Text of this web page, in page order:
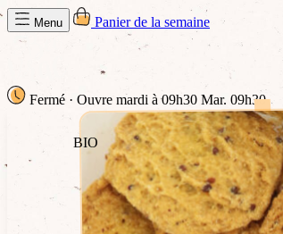
Menu Panier de la semaine
Fermé · Ouvre mardi à 09h30 Mar. 09h30
BIO